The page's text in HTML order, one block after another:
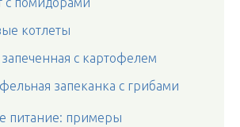
котлеты
с картофелем
запеканка с грибами
питание: примеры